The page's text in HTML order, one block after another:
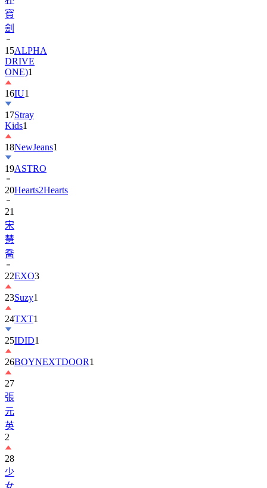
劍
15
DRIVE
ONE)1
16IU1
17Stray
Kids
18NewJeans
19ASTRO
20Hearts2Hearts
21
宋
慧
喬
22
23Suzy1
24TXT1
25IDID1
26BOYNEXTDOOR
27
張
元
英
2
28
少
女
时